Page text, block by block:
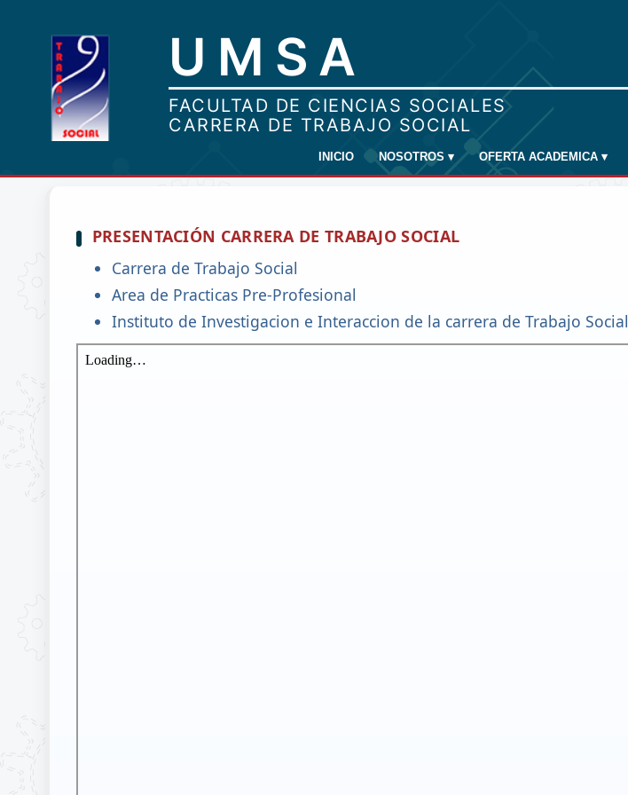
INICIO NOSOTROS ▾ OFERTA ACADEMICA ▾
PRESENTACIÓN CARRERA DE TRABAJO SOCIAL
Carrera de Trabajo Social
Area de Practicas Pre-Profesional
Instituto de Investigacion e Interaccion de la carrera de Trabajo Social